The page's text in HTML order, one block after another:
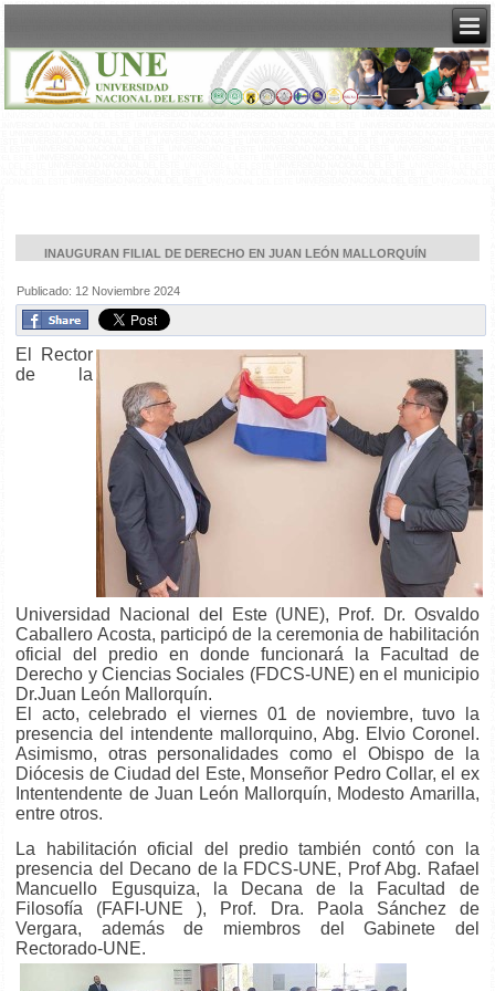
INAUGURAN FILIAL DE DERECHO EN JUAN LEÓN MALLORQUÍN
Publicado: 12 Noviembre 2024
El Rector
de la
Universidad Nacional del Este (UNE), Prof. Dr. Osvaldo
Caballero Acosta, participó de la ceremonia de habilitación
oficial del predio en donde funcionará la Facultad de
Derecho y Ciencias Sociales (FDCS-UNE) en el municipio
Dr.Juan León Mallorquín.
El acto, celebrado el viernes 01 de noviembre, tuvo la
presencia del intendente mallorquino, Abg. Elvio Coronel.
Asimismo, otras personalidades como el Obispo de
la
Diócesis de Ciudad del Este, Monseñor Pedro Collar, el ex
Intentendente de Juan León Mallorquín, Modesto Amarilla,
entre otros.
La habilitación oficial del predio también contó con la
presencia del Decano de la FDCS-UNE, Prof Abg. Rafael
Mancuello Egusquiza, la Decana de la Facultad de
Filosofía (FAFI-UNE ), Prof. Dra. Paola Sánchez de
Vergara, además de miembros del Gabinete del
Rectorado-UNE.